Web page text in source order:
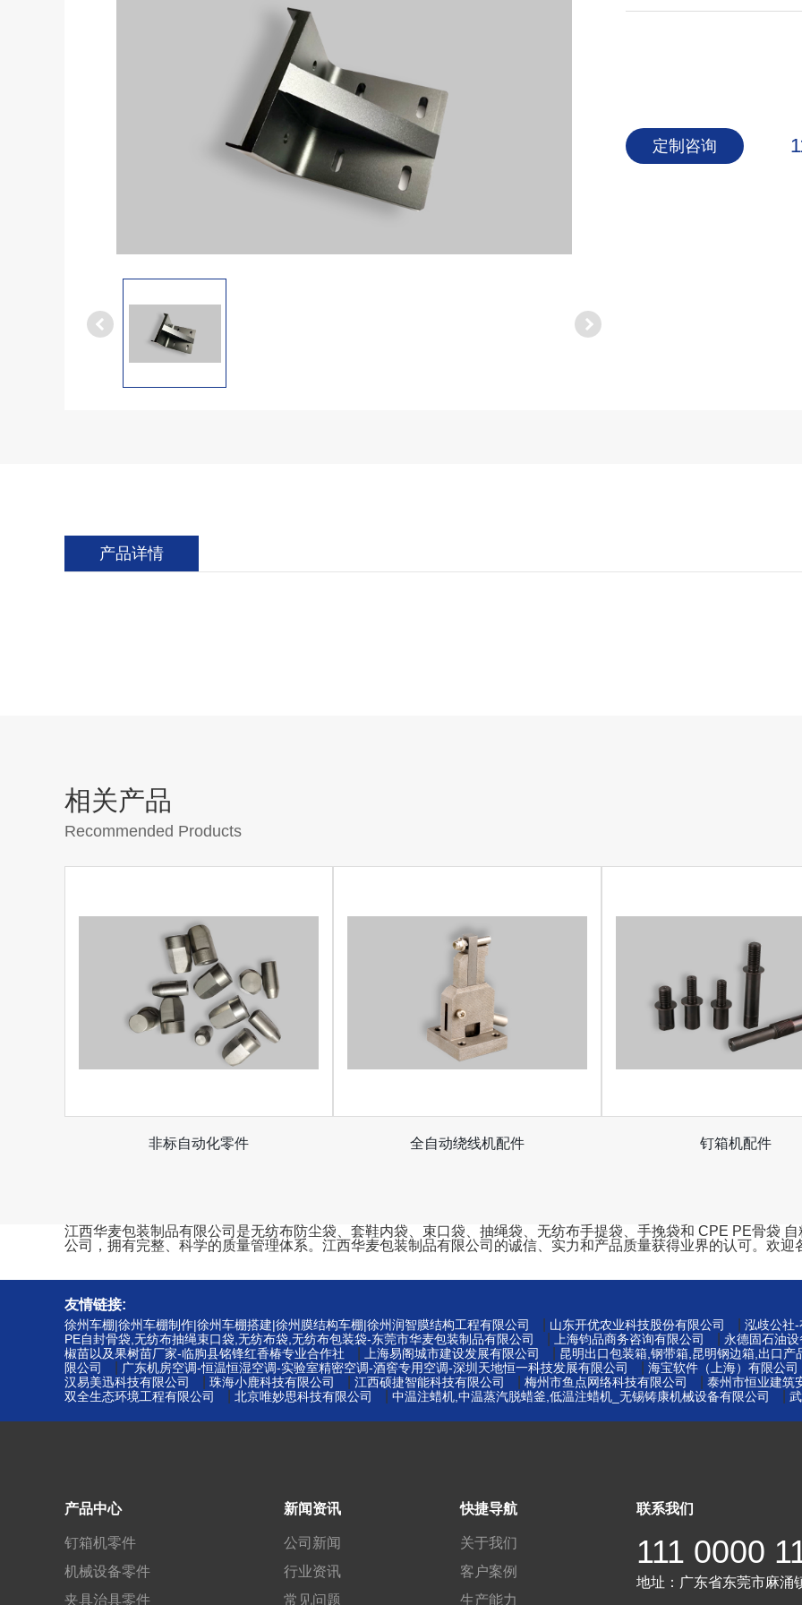
定制咨询
产品详情
相关产品
Recommended Products
非标自动化零件 全自动绕线机配件 钉箱机配件
江西华麦包装制品有限公司是无纺布防尘袋、套鞋内袋、束口袋、抽绳袋、无纺布手提袋、手挽袋和 CPE PE骨袋
公司，拥有完整、科学的质量管理体系。江西华麦包装制品有限公司的诚信、实力和产品质量获得业界的认可。欢
友情链接:
徐州车棚|徐州车棚制作|徐州车棚搭建|徐州膜结构车棚|徐州润智膜结构工程有限公司 山东开优农业科技股份有限公司
泓歧公社
PE自封骨袋,无纺布抽绳束口袋,无纺布袋,无纺布包装袋-东莞市华麦包装制品有限公司
上海钧品商务咨询有限公司
永德固石油
椒苗以及果树苗厂家-临朐县铭锋红香椿专业合作社
上海易阁城市建设发展有限公司
昆明出口包装箱,钢带箱,昆明钢边箱,出口
限公司
广东机房空调-恒温恒湿空调-实验室精密空调-酒窖专用空调-深圳天地恒一科技发展有限公司
海宝软件（上海）有限公司
汉易美迅科技有限公司
珠海小鹿科技有限公司 江西硕捷智能科技有限公司 梅州市鱼点网络科技有限公司
泰州市恒业建筑
双全生态环境工程有限公司
北京唯妙思科技有限公司 中温注蜡机,中温蒸汽脱蜡釜,低温注蜡机_无锡铸康机械设备有限公司
产品中心
钉箱机零件
机械设备零件
夹具治具零件
新闻资讯
公司新闻
行业资讯
常见问题
快捷导航
关于我们
客户案例
生产能力
联系我们
111 0000
地址： 广东省东莞市麻涌